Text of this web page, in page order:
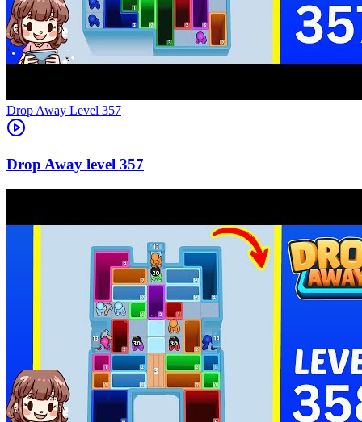
Level 357
357